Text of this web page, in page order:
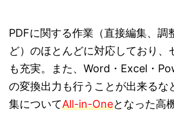
PDFに関する作業（直接編集、調
ど）のほとんどに対応しており、
も充実。また、Word・Excel・
の変換出力も行うことが出来るな
集についてAll-in-Oneとなった高